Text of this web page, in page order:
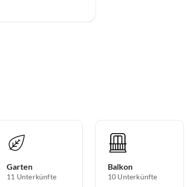
Garten
11 Unterkünfte
Balkon
10 Unterkünfte